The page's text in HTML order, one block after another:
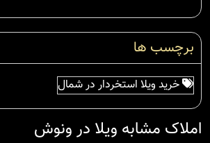
برچسب ها
خرید ویلا استخردار در شمال
املاک مشابه ویلا در ونوش